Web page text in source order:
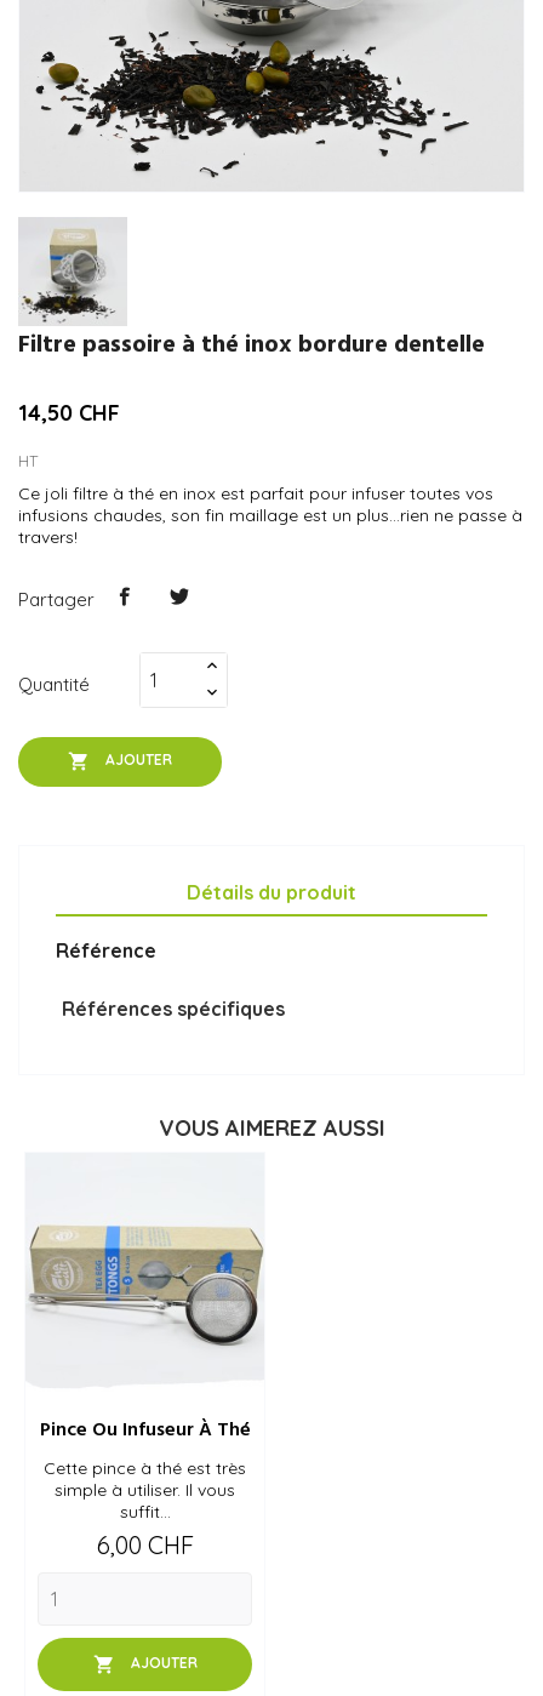
Filtre passoire à thé inox bordure dentelle
14,50 CHF
HT
Ce joli filtre à thé en inox est parfait pour infuser toutes vos
infusions chaudes, son fin maillage est un plus...rien ne passe à
travers!
Partager
Quantité
 AJOUTER
Détails du produit
Référence
Références spécifiques
VOUS AIMEREZ AUSSI
Pince Ou Infuseur À Thé
Cette pince à thé est très
simple à utiliser. Il vous
suffit...
Prix
6,00 CHF
 AJOUTER